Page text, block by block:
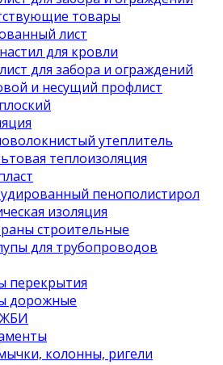
товары
лист
для кровли
для забора и ограждений
и несущий профлист
утеплитель
теплоизоляция
пенополистирол
изоляция
строительные
для трубопроводов
перекрытия
дорожные
колонны, ригели